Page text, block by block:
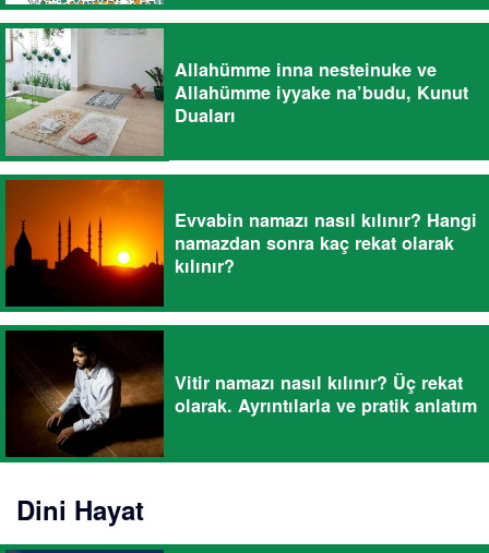
Allahümme inna nesteinuke ve
Allahümme iyyake na’budu, Kunut
Duaları
Evvabin namazı nasıl kılınır? Hangi
namazdan sonra kaç rekat olarak
kılınır?
Vitir namazı nasıl kılınır? Üç rekat
olarak. Ayrıntılarla ve pratik anlatım
Dini Hayat